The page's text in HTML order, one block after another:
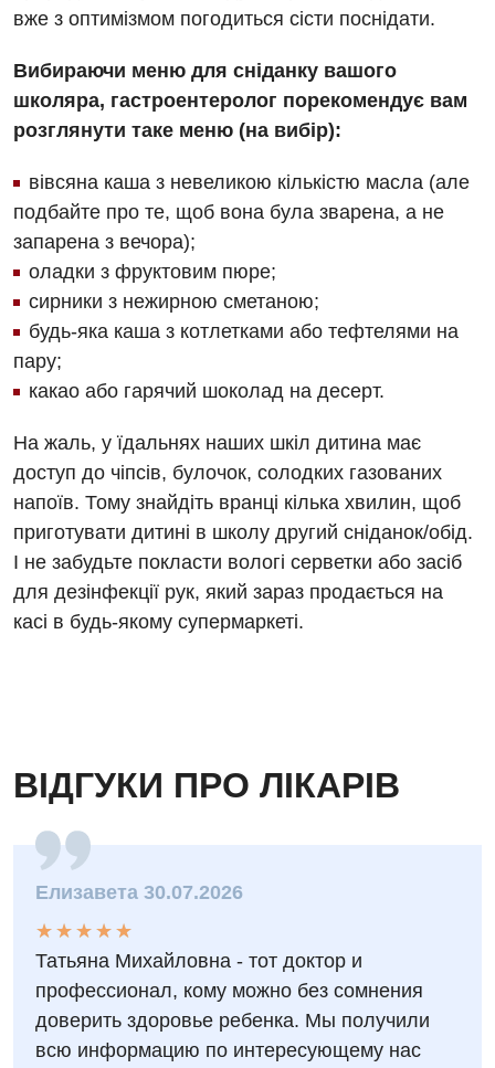
Відео
УЗД
Для дорослих
Акушерство і гінекологія
Андрологія
Безоплатні послуги
Вакцинація
Гастроентерологія
Гематологія
Дерматовенерологія
Дієтологія
Ендокринологія
Кардіологія
Мамологія
Оториноларингологія
Офтальмологічне відділення
Проктологія
Ревматологія
Терапія
Травматологія і ортопедія
Національний скринінг здоров’я 40+
Українська
Російська
вже з оптимізмом погодиться сісти поснідати.
Вибираючи меню для сніданку вашого
школяра, гастроентеролог порекомендує вам
розглянути таке меню (на вибір):
вівсяна каша з невеликою кількістю масла (але
подбайте про те, щоб вона була зварена, а не
запарена з вечора);
оладки з фруктовим пюре;
сирники з нежирною сметаною;
будь-яка каша з котлетками або тефтелями на
пару;
какао або гарячий шоколад на десерт.
На жаль, у їдальнях наших шкіл дитина має
доступ до чіпсів, булочок, солодких газованих
напоїв. Тому знайдіть вранці кілька хвилин, щоб
приготувати дитині в школу другий сніданок/обід.
І не забудьте покласти вологі серветки або засіб
для дезінфекції рук, який зараз продається на
касі в будь-якому супермаркеті.
ВІДГУКИ ПРО ЛІКАРІВ
Елизавета 30.07.2026
★
★
★
★
★
★ ★ ★ ★ ★
Татьяна Михайловна - тот доктор и
профессионал, кому можно без сомнения
доверить здоровье ребенка. Мы получили
всю информацию по интересующему нас